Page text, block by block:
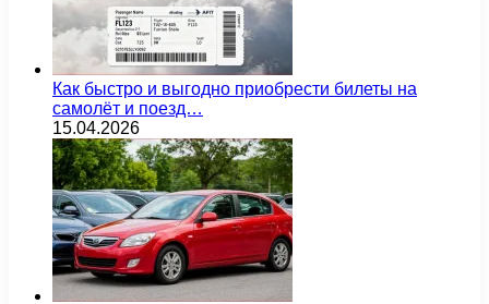
Как быстро и выгодно приобрести билеты на
самолёт и поезд…
15.04.2026